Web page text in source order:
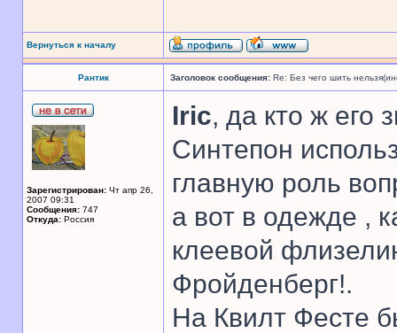
Вернуться к началу
Рантик Заголовок сообщения: Re: Без чего шить
Зарегистрирован: Чт апр 26,
2007 09:31
Сообщения: 747
Откуда: Россия
Iric, да кто ж его
Синтепон
главную роль
а вот в одежде ,
клеевой
Фройденберг!.
На Квилт Фесте